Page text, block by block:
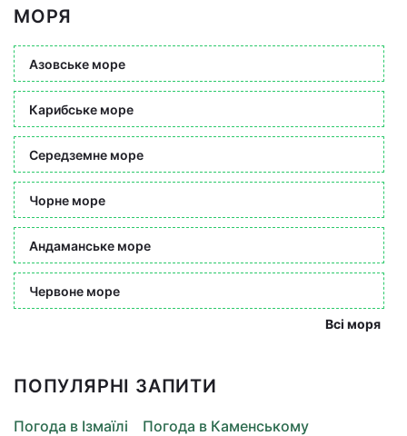
МОРЯ
Азовське море
Карибське море
Середземне море
Чорне море
Андаманське море
Червоне море
Всі моря
ПОПУЛЯРНІ ЗАПИТИ
Погода в Ізмаїлі
Погода в Каменському